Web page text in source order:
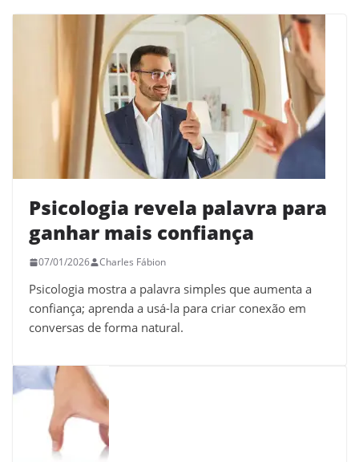
Psicologia revela palavra para
ganhar mais confiança
07/01/2026 Charles Fábion
Psicologia mostra a palavra simples que aumenta a
confiança; aprenda a usá-la para criar conexão em
conversas de forma natural.